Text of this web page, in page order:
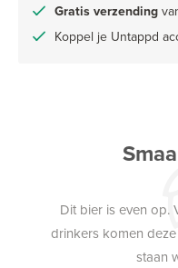
Gratis verzending
Koppel je Untappd
Dit bier is even op.
drinkers komen
staan